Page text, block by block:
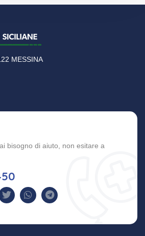
MESSINA
bisogno di aiuto, non esitare a